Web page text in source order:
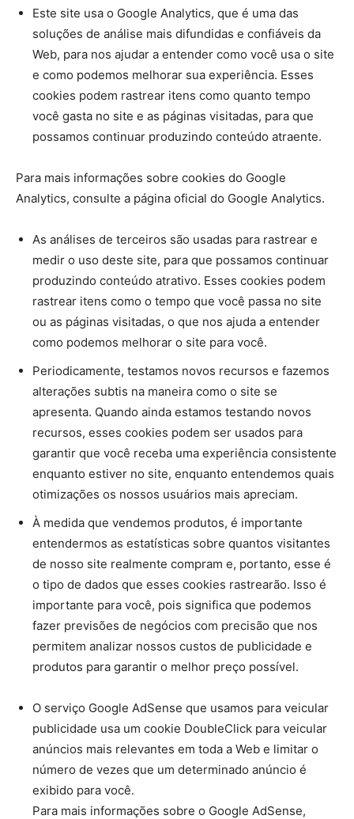
Este site usa o Google Analytics, que é uma das
soluções de análise mais difundidas e confiáveis ​​da
Web, para nos ajudar a entender como você usa o site
e como podemos melhorar sua experiência. Esses
cookies podem rastrear itens como quanto tempo
você gasta no site e as páginas visitadas, para que
possamos continuar produzindo conteúdo atraente.
Para mais informações sobre cookies do Google
Analytics, consulte a página oficial do Google Analytics.
As análises de terceiros são usadas para rastrear e
medir o uso deste site, para que possamos continuar
produzindo conteúdo atrativo. Esses cookies podem
rastrear itens como o tempo que você passa no site
ou as páginas visitadas, o que nos ajuda a entender
como podemos melhorar o site para você.
Periodicamente, testamos novos recursos e fazemos
alterações subtis na maneira como o site se
apresenta. Quando ainda estamos testando novos
recursos, esses cookies podem ser usados ​​para
garantir que você receba uma experiência consistente
enquanto estiver no site, enquanto entendemos quais
otimizações os nossos usuários mais apreciam.
À medida que vendemos produtos, é importante
entendermos as estatísticas sobre quantos visitantes
de nosso site realmente compram e, portanto, esse é
o tipo de dados que esses cookies rastrearão. Isso é
importante para você, pois significa que podemos
fazer previsões de negócios com precisão que nos
permitem analizar nossos custos de publicidade e
produtos para garantir o melhor preço possível.
O serviço Google AdSense que usamos para veicular
publicidade usa um cookie DoubleClick para veicular
anúncios mais relevantes em toda a Web e limitar o
número de vezes que um determinado anúncio é
exibido para você.
Para mais informações sobre o Google AdSense,